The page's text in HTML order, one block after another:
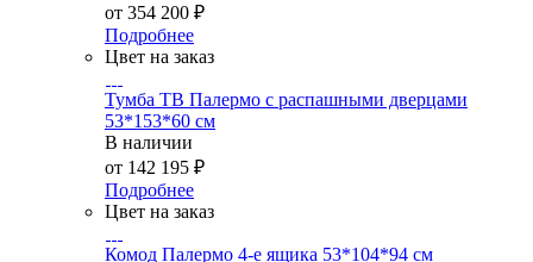
от 354 200 ₽
Подробнее
Цвет на заказ
Тумба ТВ Палермо с распашными дверцами
53*153*60 см
В наличии
от 142 195 ₽
Подробнее
Цвет на заказ
Комод Палермо 4-е ящика 53*104*94 см